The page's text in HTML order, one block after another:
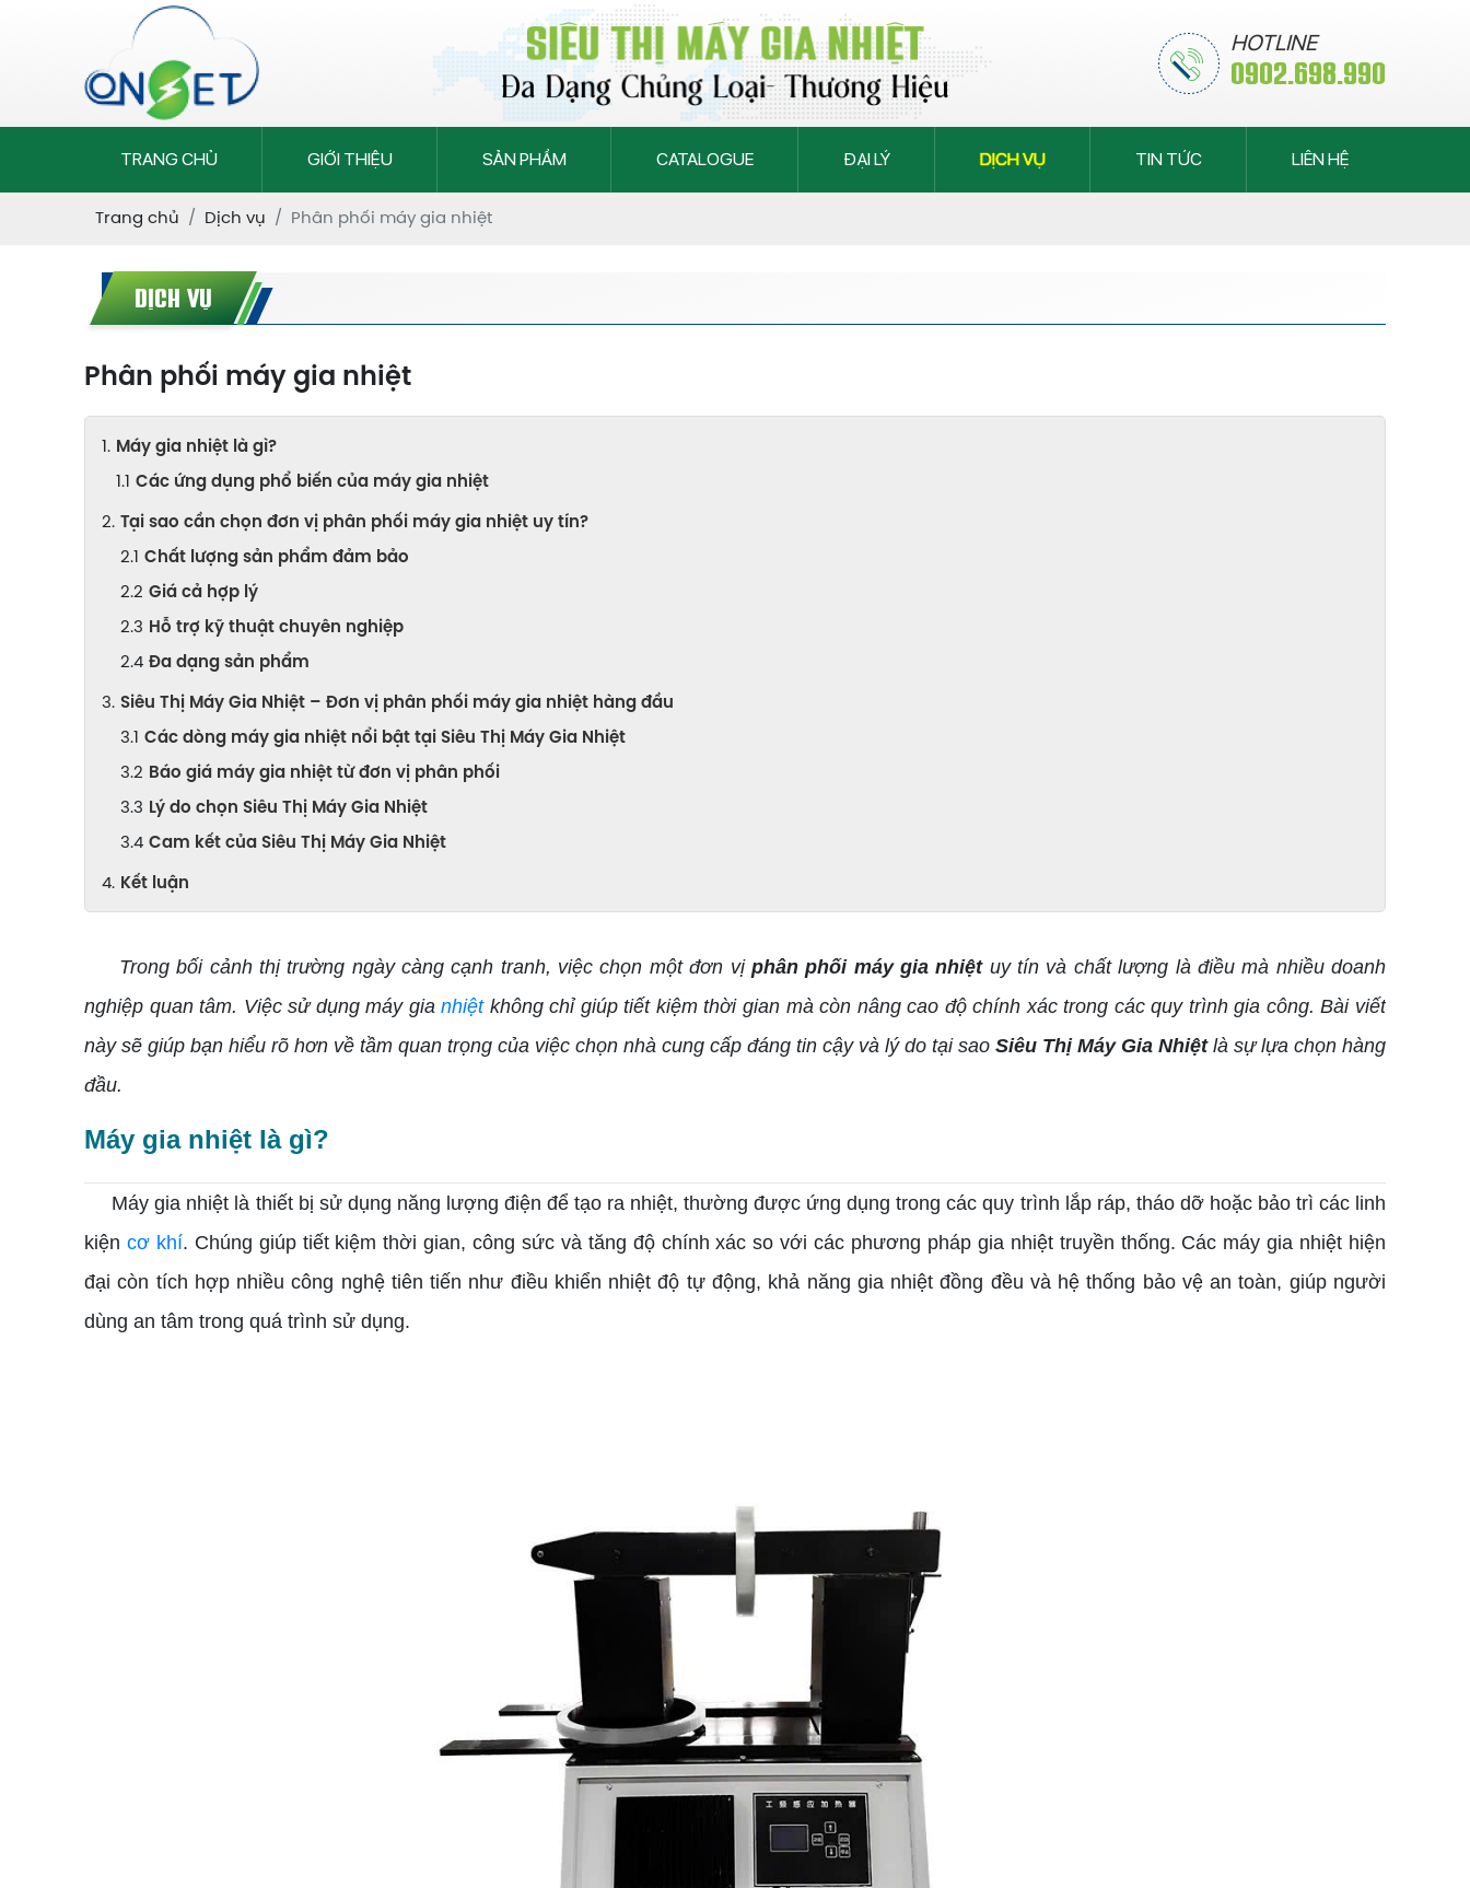
HOTLINE
0902.698.990
TRANG CHỦ GIỚI THIỆU SẢN PHẨM CATALOGUE ĐẠI LÝ DỊCH VỤ TIN TỨC LIÊN HỆ
Trang chủ Dịch vụ Phân phối máy gia nhiệt
DỊCH VỤ
Phân phối máy gia nhiệt
Máy gia nhiệt là gì?
Các ứng dụng phổ biến của máy gia nhiệt
Tại sao cần chọn đơn vị phân phối máy gia nhiệt uy tín?
Chất lượng sản phẩm đảm bảo
Giá cả hợp lý
Hỗ trợ kỹ thuật chuyên nghiệp
Đa dạng sản phẩm
Siêu Thị Máy Gia Nhiệt – Đơn vị phân phối máy gia nhiệt hàng đầu
Các dòng máy gia nhiệt nổi bật tại Siêu Thị Máy Gia Nhiệt
Báo giá máy gia nhiệt từ đơn vị phân phối
Lý do chọn Siêu Thị Máy Gia Nhiệt
Cam kết của Siêu Thị Máy Gia Nhiệt
Kết luận
Trong bối cảnh thị trường ngày càng cạnh tranh, việc chọn một đơn vị phân phối máy gia nhiệtuy tín và chất lượng là điều mà nhiều doanh
nghiệp quan tâm. Việc sử dụng máy gianhiệtkhông chỉ giúp tiết kiệm thời gian mà còn nâng cao độ chính xác trong các quy trình gia công. Bài viết
này sẽ giúp bạn hiểu rõ hơn về tầm quan trọng của việc chọn nhà cung cấp đáng tin cậy và lý do tại sao Siêu Thị Máy Gia Nhiệtlà sự lựa chọn hàng
đầu.
Máy gia nhiệt là gì?
Máy gia nhiệt là thiết bị sử dụng năng lượng điện để tạo ra nhiệt, thường được ứng dụng trong các quy trình lắp ráp, tháo dỡ hoặc bảo trì các linh
kiện cơ khí. Chúng giúp tiết kiệm thời gian, công sức và tăng độ chính xác so với các phương pháp gia nhiệt truyền thống. Các máy gia nhiệt hiện
đại còn tích hợp nhiều công nghệ tiên tiến như điều khiển nhiệt độ tự động, khả năng gia nhiệt đồng đều và hệ thống bảo vệ an toàn, giúp người
dùng an tâm trong quá trình sử dụng.